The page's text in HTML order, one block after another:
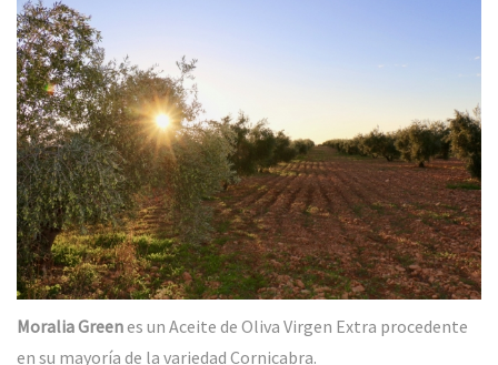
Moralia Greenes un Aceite de Oliva Virgen Extra procedente
en su mayoría de la variedad Cornicabra.